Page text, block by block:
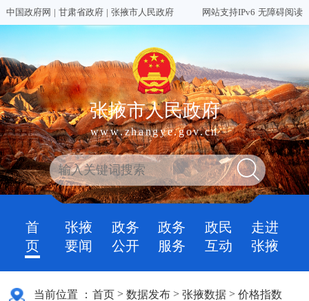
中国政府网 | 甘肃省政府 | 张掖市人民政府 网站支持IPv6 无障碍阅读
张掖市人民政府
www.zhangye.gov.cn
首
页
张掖
要闻
政务
公开
政务
服务
政民
互动
走进
张掖
当前位置 ： 首页 >数据发布 >张掖数据 >价格指数